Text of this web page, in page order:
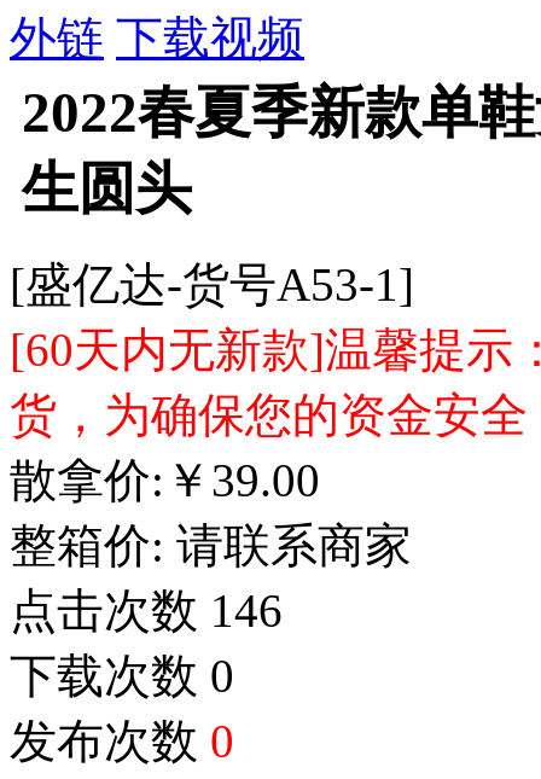
外链 下载视频
2022春夏季新款单
生圆头
[盛亿达-货号A53-1]
[60天内无新款]温馨提示
货，为确保您的资金安
散拿价: ￥ 39.00
整箱价: 请联系商家
点击次数 146
下载次数 0
发布次数 0